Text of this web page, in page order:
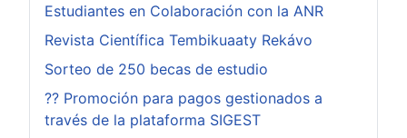
Estudiantes en Colaboración con la ANR
Revista Científica Tembikuaaty Rekávo
Sorteo de 250 becas de estudio
?? Promoción para pagos gestionados a
través de la plataforma SIGEST